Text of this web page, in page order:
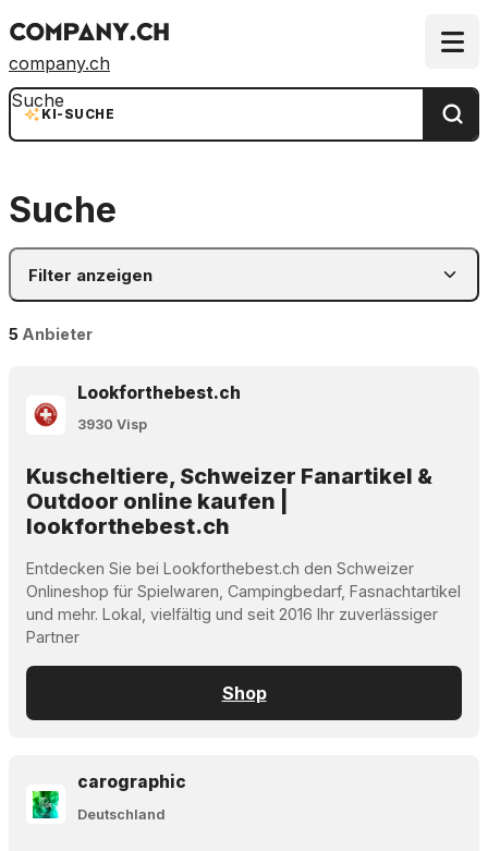
company.ch
KI-SUCHE
Suche
Suche
Filter anzeigen
5 Anbieter
Lookforthebest.ch
3930 Visp
Kuscheltiere, Schweizer Fanartikel &
Outdoor online kaufen |
lookforthebest.ch
Entdecken Sie bei Lookforthebest.ch den Schweizer
Onlineshop für Spielwaren, Campingbedarf, Fasnachtartikel
und mehr. Lokal, vielfältig und seit 2016 Ihr zuverlässiger
Partner
Shop
carographic
Deutschland